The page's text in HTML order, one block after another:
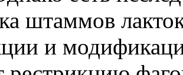
штаммов
и